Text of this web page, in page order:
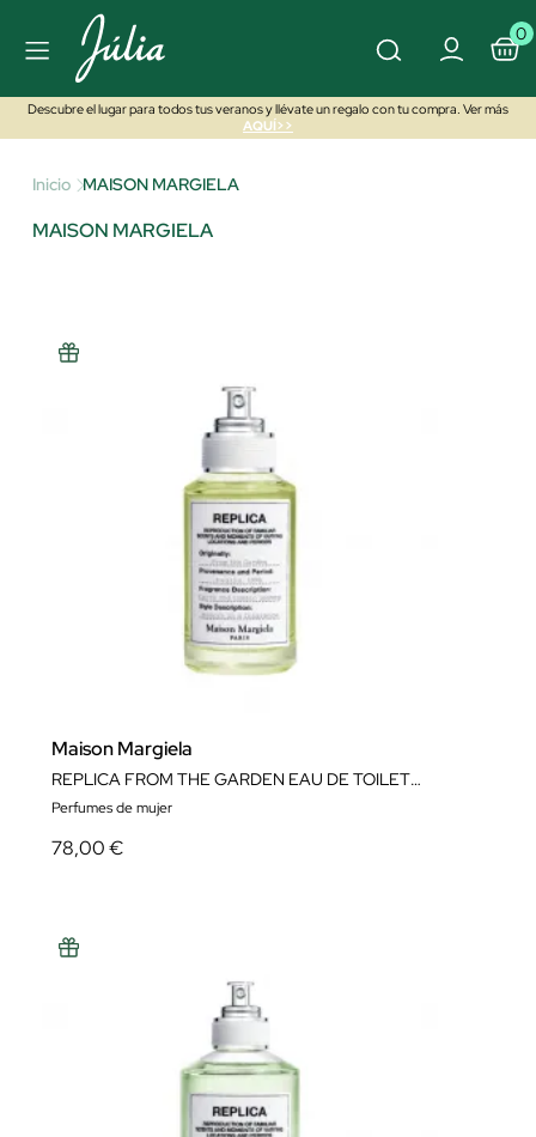
0
Descubre el lugar para todos tus veranos y llévate un regalo con tu compra. Ver más
AQUÍ>>
Inicio MAISON MARGIELA
MAISON MARGIELA
Maison Margiela
REPLICA FROM THE GARDEN EAU DE TOILETTE
Perfumes de mujer
78,00 €